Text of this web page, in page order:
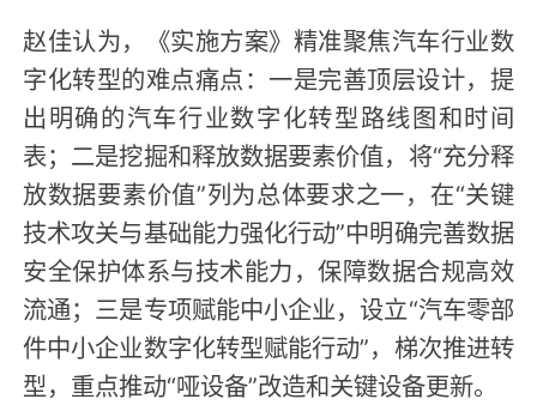
赵佳认为，《实施方案》精准聚焦汽车行业数
字化转型的难点痛点：一是完善顶层设计，提
出明确的汽车行业数字化转型路线图和时间
表；二是挖掘和释放数据要素价值，将“充分释
放数据要素价值”列为总体要求之一，在“关键
技术攻关与基础能力强化行动”中明确完善数据
安全保护体系与技术能力，保障数据合规高效
流通；三是专项赋能中小企业，设立“汽车零部
件中小企业数字化转型赋能行动”，梯次推进转
型，重点推动“哑设备”改造和关键设备更新。